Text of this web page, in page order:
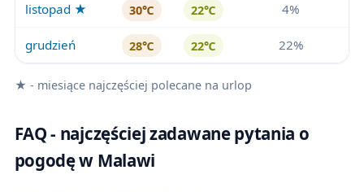
listopad ★ 30℃ 22℃ 4%
grudzień 28℃ 22℃ 22%
★ - miesiące najczęściej polecane na urlop
FAQ - najczęściej zadawane pytania o
pogodę w Malawi